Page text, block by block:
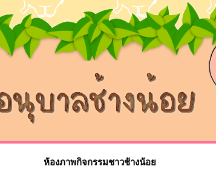
ห้องภาพกิจกรรมชาวช้างน้อย